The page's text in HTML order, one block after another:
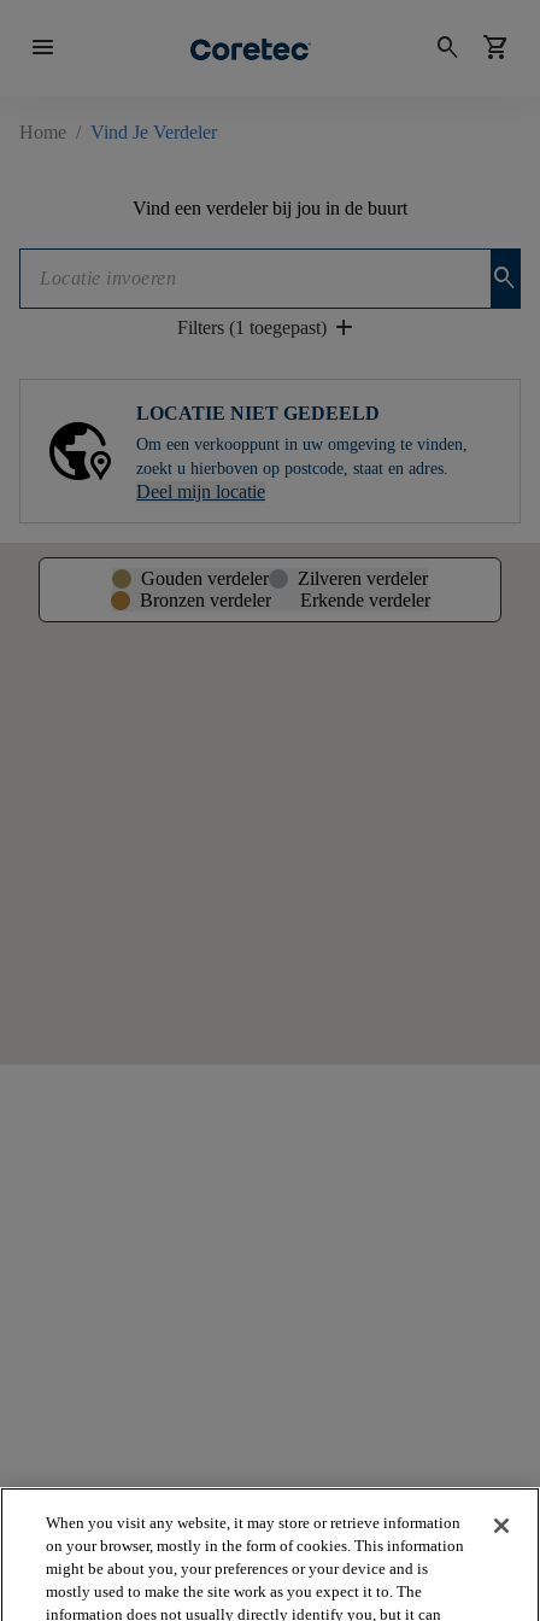
menu search shopping_cart
Home / Vind Je Verdeler
Vind een verdeler bij jou in de buurt
search
Filters (1 toegepast) add
LOCATIE NIET GEDEELD
Om een ​​verkooppunt in uw omgeving te vinden,
zoekt u hierboven op postcode, staat en adres.
Deel mijn locatie
Gouden verdeler
Zilveren verdeler
Bronzen verdeler
Erkende verdeler
When you visit any website, it may store or retrieve information
on your browser, mostly in the form of cookies. This information
might be about you, your preferences or your device and is
mostly used to make the site work as you expect it to. The
information does not usually directly identify you, but it can